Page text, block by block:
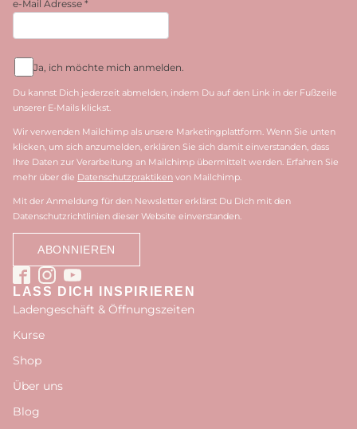
e-Mail Adresse *
Ja, ich möchte mich anmelden.
Du kannst Dich jederzeit abmelden, indem Du auf den Link in der Fußzeile
unserer E-Mails klickst.
Wir verwenden Mailchimp als unsere Marketingplattform. Wenn Sie unten
klicken, um sich anzumelden, erklären Sie sich damit einverstanden, dass
Ihre Daten zur Verarbeitung an Mailchimp übermittelt werden. Erfahren Sie
mehr über die Datenschutzpraktiken von Mailchimp.
Mit der Anmeldung für den Newsletter erklärst Du Dich mit den
Datenschutzrichtlinien dieser Website einverstanden.
LASS DICH INSPIRIEREN
Ladengeschäft & Öffnungszeiten
Kurse
Shop
Über uns
Blog